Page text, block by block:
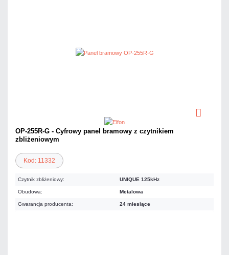
OP-255R-G - Cyfrowy panel bramowy z czytnikiem
zbliżeniowym
Kod: 11332
Czytnik zbliżeniowy: UNIQUE 125kHz
Obudowa: Metalowa
Gwarancja producenta: 24 miesiące